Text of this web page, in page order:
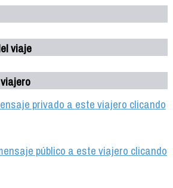
viaje
privado a este viajero clicando
público a este viajero clicando